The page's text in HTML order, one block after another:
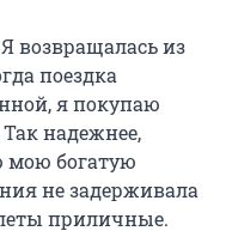
возвращалась из
поездка
я покупаю
надежнее,
мою богатую
не задерживала
приличные.